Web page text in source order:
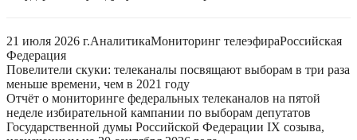
21 июля 2026 г.АналитикаМониторинг телеэфираРоссийская
Федерация
Повелители скуки: телеканалы посвящают выборам в три раза
меньше времени, чем в 2021 году
Отчёт о мониторинге федеральных телеканалов на пятой
неделе избирательной кампании по выборам депутатов
Государственной думы Российской Федерации IX созыва,